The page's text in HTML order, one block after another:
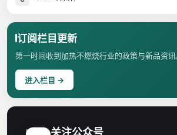
订阅栏目更新
第一时间收到加热不燃烧行业的政策与新品资讯
进入栏目 →
H 关注公众号